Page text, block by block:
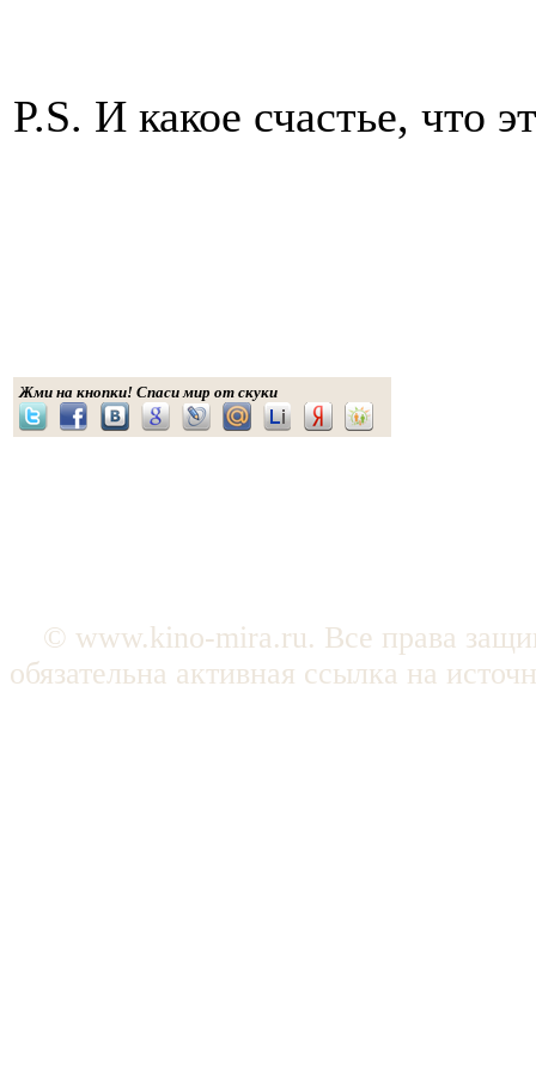
P.S. И какое счастье, что
Жми на кнопки! Спаси мир от скуки
© www.kino-mira.ru. Все права
обязательна активная ссылка на